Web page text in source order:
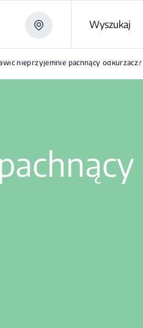
Wyszukaj
nieprzyjemnie pachnący odkurzacz?